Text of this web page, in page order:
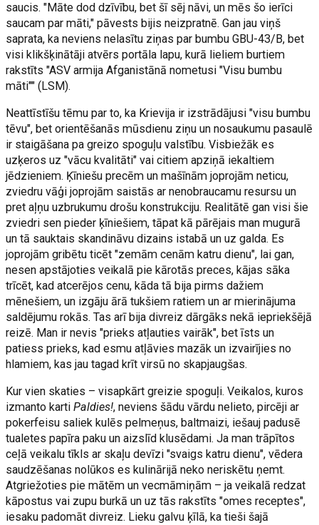
saucis. "Māte dod dzīvību, bet šī sēj nāvi, un mēs šo ierīci
saucam par māti," pāvests bijis neizpratnē. Gan jau viņš
saprata, ka neviens nelasītu ziņas par bumbu GBU-43/B, bet
visi klikšķinātāji atvērs portāla lapu, kurā lieliem burtiem
rakstīts "ASV armija Afganistānā nometusi "Visu bumbu
māti"" (LSM).
Neattīstīšu tēmu par to, ka Krievija ir izstrādājusi "visu bumbu
tēvu", bet orientēšanās mūsdienu ziņu un nosaukumu pasaulē
ir staigāšana pa greizo spoguļu valstību. Visbiežāk es
uzķeros uz "vācu kvalitāti" vai citiem apziņā iekaltiem
jēdzieniem. Ķīniešu precēm un mašīnām joprojām neticu,
zviedru vāģi joprojām saistās ar nenobraucamu resursu un
pret aļņu uzbrukumu drošu konstrukciju. Realitātē gan visi šie
zviedri sen pieder ķīniešiem, tāpat kā pārējais man mugurā
un tā sauktais skandināvu dizains istabā un uz galda. Es
joprojām gribētu ticēt "zemām cenām katru dienu", lai gan,
nesen apstājoties veikalā pie kārotās preces, kājas sāka
trīcēt, kad atcerējos cenu, kāda tā bija pirms dažiem
mēnešiem, un izgāju ārā tukšiem ratiem un ar mierinājuma
saldējumu rokās. Tas arī bija divreiz dārgāks nekā iepriekšējā
reizē. Man ir nevis "prieks atļauties vairāk", bet īsts un
patiess prieks, kad esmu atļāvies mazāk un izvairījies no
hlamiem, kas jau tagad krīt virsū no skapjaugšas.
Kur vien skaties – visapkārt greizie spoguļi. Veikalos, kuros
izmanto kartiPaldies!, neviens šādu vārdu nelieto, pircēji ar
pokerfeisu saliek kulēs pelmeņus, baltmaizi, iešauj padusē
tualetes papīra paku un aizslīd klusēdami. Ja man trāpītos
ceļā veikalu tīkls ar skaļu devīzi "svaigs katru dienu", vēdera
saudzēšanas nolūkos es kulinārijā neko neriskētu ņemt.
Atgriežoties pie mātēm un vecmāmiņām – ja veikalā redzat
kāpostus vai zupu burkā un uz tās rakstīts "omes receptes",
iesaku padomāt divreiz. Lieku galvu ķīlā, ka tieši šajā